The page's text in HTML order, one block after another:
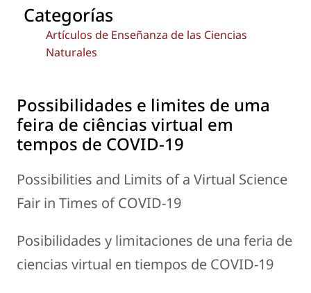
Categorías
Artículos de Enseñanza de las Ciencias
Naturales
Possibilidades e limites de uma
feira de ciências virtual em
tempos de COVID-19
Possibilities and Limits of a Virtual Science
Fair in Times of COVID-19
Posibilidades y limitaciones de una feria de
ciencias virtual en tiempos de COVID-19